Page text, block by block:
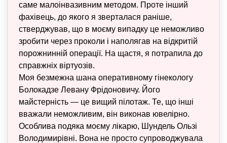
саме малоінвазивним методом. Проте інший
фахівець, до якого я зверталася раніше,
стверджував, що в моєму випадку це неможливо
зробити через проколи і наполягав на відкритій
порожнинній операції. На щастя, я потрапила до
справжніх віртуозів.
Моя безмежна шана оперативному гінекологу
Болокадзе Левану Фрідоновичу. Його
майстерність — це вищий пілотаж. Те, що інші
вважали неможливим, він виконав ювелірно.
Особлива подяка моєму лікарю, Шундель Ользі
Володимирівні. Вона не просто супроводжувала